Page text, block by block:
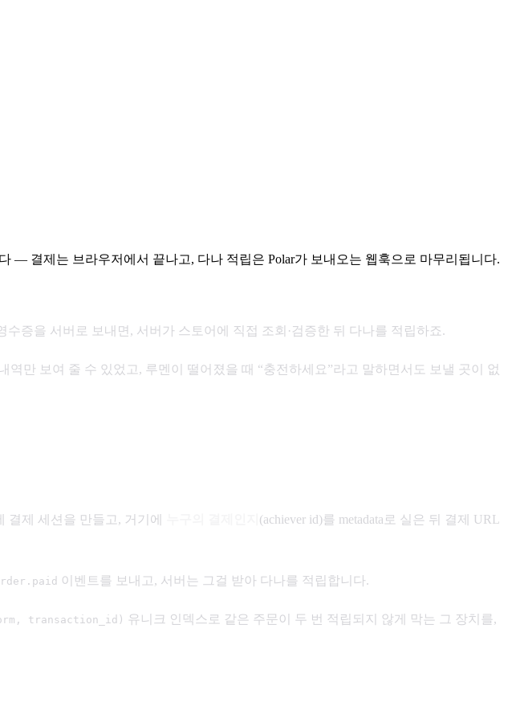
— 결제는 브라우저에서 끝나고, 다나 적립은 Polar가 보내오는 웹훅으로 마무리됩니다.
증을 서버로 보내면, 서버가 스토어에 직접 조회·검증한 뒤 다나를 적립하죠.
역만 보여 줄 수 있었고, 루멘이 떨어졌을 때 “충전하세요”라고 말하면서도 보낼 곳이 없
결제 세션을 만들고, 거기에
(achiever id)를 metadata로 실은 뒤 결제 URL
이벤트를 보내고, 서버는 그걸 받아 다나를 적립합니다.
transaction_id)
유니크 인덱스로 같은 주문이 두 번 적립되지 않게 막는 그 장치를,